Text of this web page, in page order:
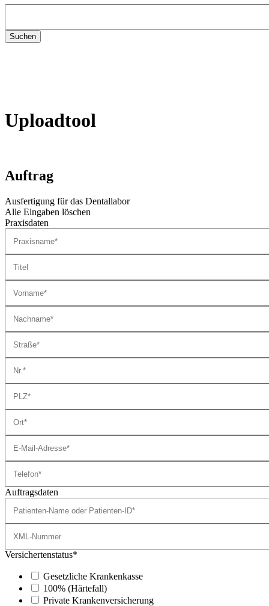
Uploadtool
Auftrag
Ausfertigung für das Dentallabor
Alle Eingaben löschen
Praxisdaten
Auftragsdaten
Versichertenstatus*
Gesetzliche Krankenkasse
100% (Härtefall)
Private Krankenversicherung